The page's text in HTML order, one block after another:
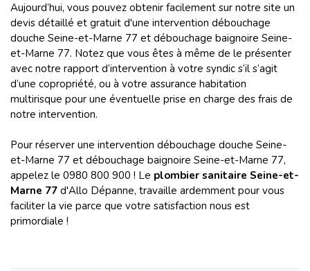
Aujourd’hui, vous pouvez obtenir facilement sur notre site un
devis détaillé et gratuit d'une intervention débouchage
douche Seine-et-Marne 77 et débouchage baignoire Seine-
et-Marne 77. Notez que vous êtes à même de le présenter
avec notre rapport d’intervention à votre syndic s’il s’agit
d’une copropriété, ou à votre assurance habitation
multirisque pour une éventuelle prise en charge des frais de
notre intervention.
Pour réserver une intervention débouchage douche Seine-
et-Marne 77 et débouchage baignoire Seine-et-Marne 77,
appelez le 0980 800 900 ! Le plombier sanitaire Seine-et-
Marne 77 d'Allo Dépanne, travaille ardemment pour vous
faciliter la vie parce que votre satisfaction nous est
primordiale !